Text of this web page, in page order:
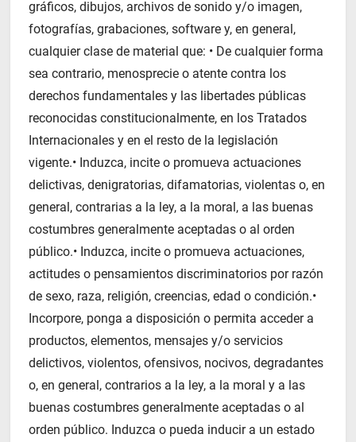
gráficos, dibujos, archivos de sonido y/o imagen,
fotografías, grabaciones, software y, en general,
cualquier clase de material que: • De cualquier forma
sea contrario, menosprecie o atente contra los
derechos fundamentales y las libertades públicas
reconocidas constitucionalmente, en los Tratados
Internacionales y en el resto de la legislación
vigente.• Induzca, incite o promueva actuaciones
delictivas, denigratorias, difamatorias, violentas o, en
general, contrarias a la ley, a la moral, a las buenas
costumbres generalmente aceptadas o al orden
público.• Induzca, incite o promueva actuaciones,
actitudes o pensamientos discriminatorios por razón
de sexo, raza, religión, creencias, edad o condición.•
Incorpore, ponga a disposición o permita acceder a
productos, elementos, mensajes y/o servicios
delictivos, violentos, ofensivos, nocivos, degradantes
o, en general, contrarios a la ley, a la moral y a las
buenas costumbres generalmente aceptadas o al
orden público. Induzca o pueda inducir a un estado